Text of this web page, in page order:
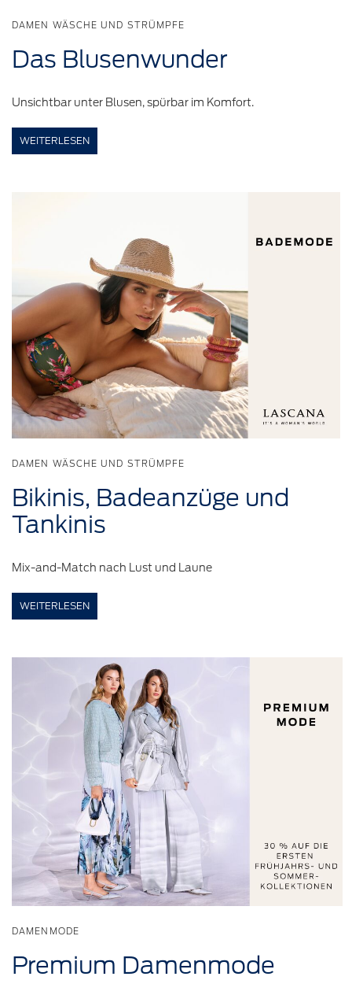
DAMEN WÄSCHE UND STRÜMPFE
Das Blusenwunder
Unsichtbar unter Blusen, spürbar im Komfort.
WEITERLESEN
DAMEN WÄSCHE UND STRÜMPFE
Bikinis, Badeanzüge und
Tankinis
Mix-and-Match nach Lust und Laune
WEITERLESEN
DAMENMODE
Premium Damenmode